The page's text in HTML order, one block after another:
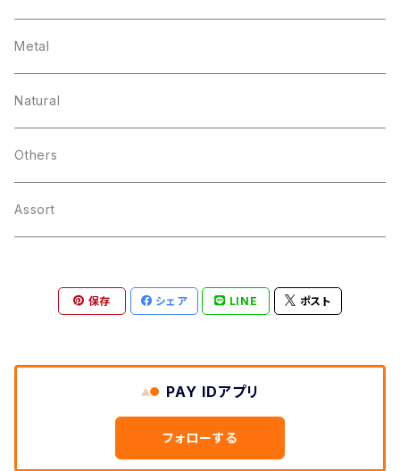
Metal
Natural
Others
Assort
保存 シェア LINE ポスト
PAY IDアプリ
フォローする